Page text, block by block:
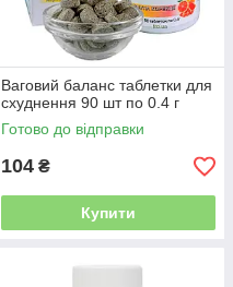
Ваговий баланс таблетки для
схуднення 90 шт по 0.4 г
Готово до відправки
104 ₴
Купити